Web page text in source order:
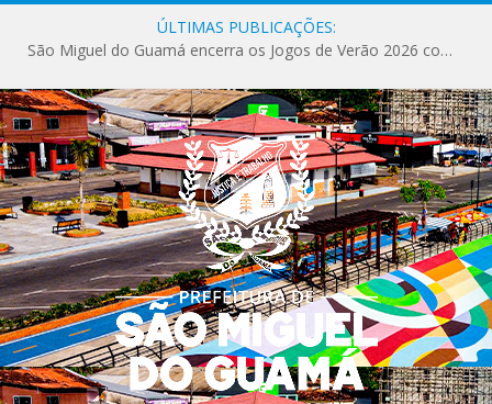
ÚLTIMAS PUBLICAÇÕES:
São Miguel do Guamá encerra os Jogos de Verão 2026 com sucesso de público e competições.